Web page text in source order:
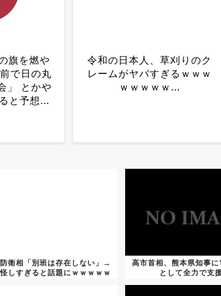
ラーメン二郎でのバイト経
験あり、質問ある？...
刈りのク
るｗｗｗ
...
衛相「別班は存在しない」→
しすぎると話題にｗｗｗｗｗ
高市首相、熊本県知事に
として全力で支援